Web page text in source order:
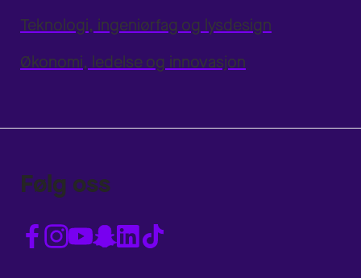
Teknologi, ingeniørfag og lysdesign
Økonomi, ledelse og innovasjon
Følg oss